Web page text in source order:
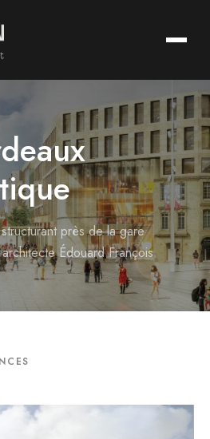
près de la gare
Édouard François